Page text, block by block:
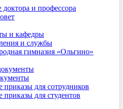
и профессора
и кафедры
и службы
гимназия «Ольгино»
для сотрудников
для студентов